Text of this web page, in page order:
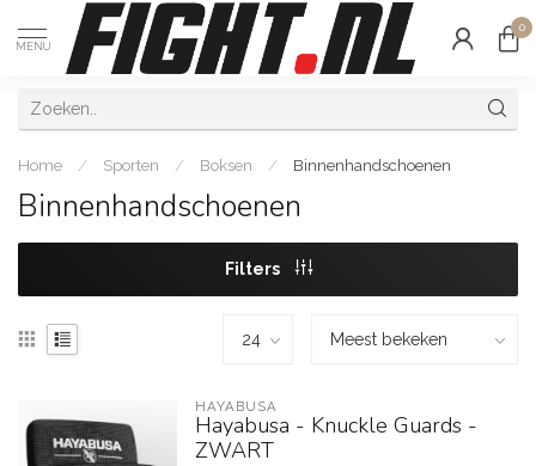
MENU
0
Home / Sporten / Boksen / Binnenhandschoenen
Binnenhandschoenen
Filters
HAYABUSA
Hayabusa - Knuckle Guards -
ZWART